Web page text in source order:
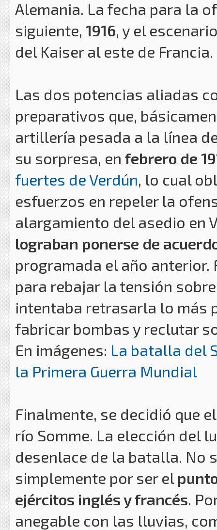
Alemania. La fecha para la
siguiente, 1916, y el
del Kaiser al este de Francia.
Las dos potencias aliadas
preparativos que,
artillería pesada a la línea
su sorpresa, en febrero de
fuertes de Verdún, lo cual
esfuerzos en repeler la
alargamiento del asedio en
lograban ponerse de
programada el año anterior.
para rebajar la tensión
intentaba retrasarla lo más
fabricar bombas y reclutar
En imágenes: La batalla del
la Primera Guerra Mundial
Finalmente, se decidió que
río Somme. La elección del
desenlace de la batalla. No
simplemente por ser el
ejércitos inglés y francés.
anegable con las lluvias,